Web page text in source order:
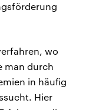
wo
man durch
in häufig
Hier